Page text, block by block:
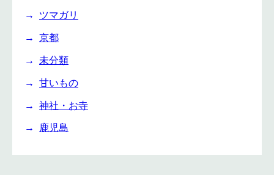
ツマガリ
京都
未分類
甘いもの
神社・お寺
鹿児島